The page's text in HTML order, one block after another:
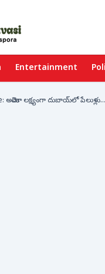
Entertainment
అమెరికా లక్ష్యంగా దుబాయ్‌లో